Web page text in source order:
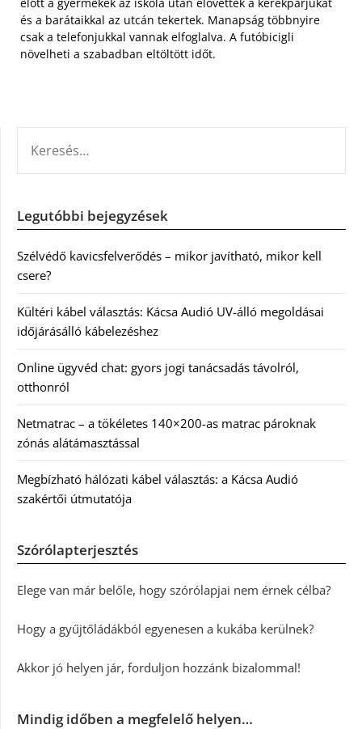
és a barátaikkal az utcán tekertek. Manapság többnyire
csak a telefonjukkal vannak elfoglalva. A futóbicigli
növelheti a szabadban eltöltött időt.
Legutóbbi bejegyzések
Szélvédő kavicsfelverődés – mikor javítható, mikor kell
csere?
Kültéri kábel választás: Kácsa Audió UV-álló megoldásai
időjárásálló kábelezéshez
Online ügyvéd chat: gyors jogi tanácsadás távolról,
otthonról
Netmatrac – a tökéletes 140×200-as matrac pároknak
zónás alátámasztással
Megbízható hálózati kábel választás: a Kácsa Audió
szakértői útmutatója
Szórólapterjesztés
Elege van már belőle, hogy szórólapjai nem érnek célba?
Hogy a gyűjtőládákból egyenesen a kukába kerülnek?
Akkor jó helyen jár, forduljon hozzánk bizalommal!
Mindig időben a megfelelő helyen…